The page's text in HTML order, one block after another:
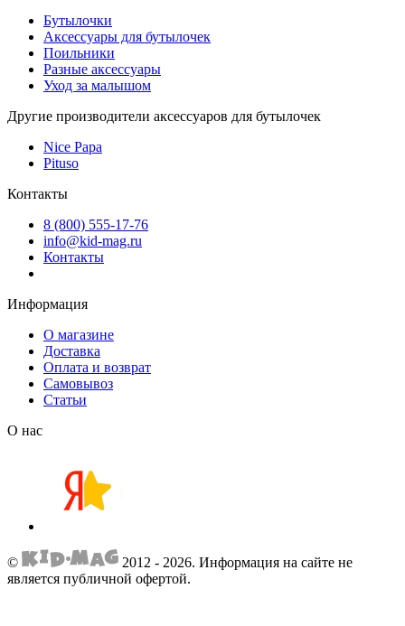
Бутылочки
Аксессуары для бутылочек
Поильники
Разные аксессуары
Уход за малышом
Другие производители аксессуаров для бутылочек
Nice Papa
Pituso
Контакты
8 (800) 555-17-76
info@kid-mag.ru
Контакты
Информация
О магазине
Доставка
Оплата и возврат
Самовывоз
Статьи
О нас
© 2012 - 2026. Информация на сайте не
является публичной офертой.